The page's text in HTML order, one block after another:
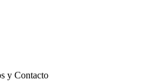
y Contacto